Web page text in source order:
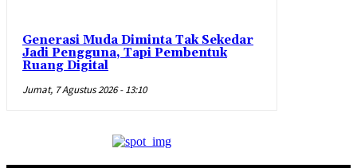
Generasi Muda Diminta Tak Sekedar
Jadi Pengguna, Tapi Pembentuk
Ruang Digital
Jumat, 7 Agustus 2026 - 13:10